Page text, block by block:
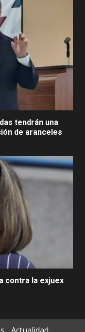
tendrán una
de aranceles
contra la exjuex
Actualidad